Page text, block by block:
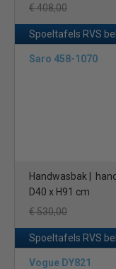
€ 408,00
Spoeltafels RVS
Saro 458-1070
Handwasbak |
D40 x H91 cm
€ 530,00
Spoeltafels RVS
Vogue DY821